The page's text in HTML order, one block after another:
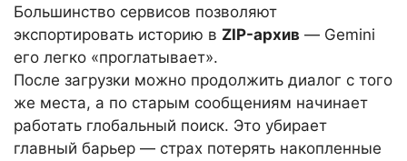
Большинство сервисов позволяют
экспортировать историю в ZIP-архив — Gemini
его легко «проглатывает».
После загрузки можно продолжить диалог с того
же места, а по старым сообщениям начинает
работать глобальный поиск. Это убирает
главный барьер — страх потерять накопленные